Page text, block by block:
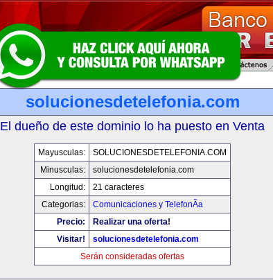
solucionesdetelefonia.com
El dueño de este dominio lo ha puesto en Venta
Mayusculas:
SOLUCIONESDETELEFONIA.COM
Minusculas:
solucionesdetelefonia.com
Longitud:
21 caracteres
Categorias:
Comunicaciones y TelefonÃ­a
Precio:
Realizar una oferta!
Visitar!
solucionesdetelefonia.com
Serán consideradas ofertas